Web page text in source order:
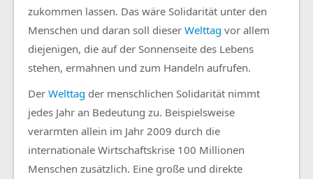
zukommen lassen. Das wäre Solidarität unter den
Menschen und daran soll dieser Welttag vor allem
diejenigen, die auf der Sonnenseite des Lebens
stehen, ermahnen und zum Handeln aufrufen.
Der Welttag der menschlichen Solidarität nimmt
jedes Jahr an Bedeutung zu. Beispielsweise
verarmten allein im Jahr 2009 durch die
internationale Wirtschaftskrise 100 Millionen
Menschen zusätzlich. Eine große und direkte